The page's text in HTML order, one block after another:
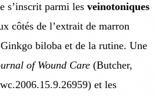
s’inscrit parmi les veinotoniques
côtés de l’extrait de marron
biloba et de la rutine. Une
of Wound Care (Butcher,
et les